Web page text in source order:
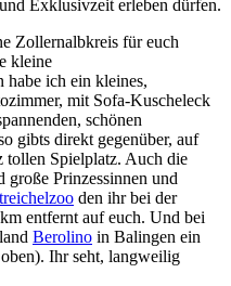
Exklusivzeit erleben dürfen.
Zollernalbkreis für euch
kleine
habe ich ein kleines,
mit Sofa-Kuscheleck
schönen
gibts direkt gegenüber, auf
tollen Spielplatz. Auch die
große Prinzessinnen und
den ihr bei der
entfernt auf euch. Und bei
Berolino in Balingen ein
Ihr seht, langweilig